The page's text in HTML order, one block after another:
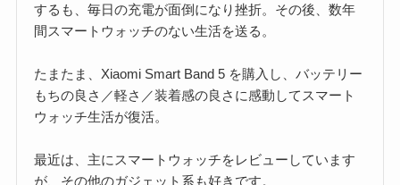
するも、毎日の充電が面倒になり挫折。その後、数年
間スマートウォッチのない生活を送る。
たまたま、Xiaomi Smart Band 5 を購入し、バッテリー
もちの良さ／軽さ／装着感の良さに感動してスマート
ウォッチ生活が復活。
最近は、主にスマートウォッチをレビューしています
が、その他のガジェット系も好きです。